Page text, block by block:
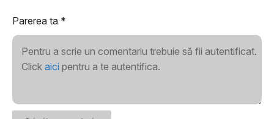
Parerea ta *
Pentru a scrie un comentariu trebuie să fii autentificat.
Click aici pentru a te autentifica.